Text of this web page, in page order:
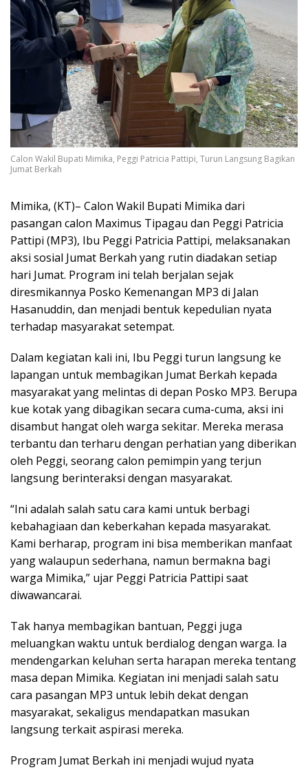
Calon Wakil Bupati Mimika, Peggi Patricia Pattipi, Turun Langsung Bagikan
Jumat Berkah
Mimika, (KT)– Calon Wakil Bupati Mimika dari
pasangan calon Maximus Tipagau dan Peggi Patricia
Pattipi (MP3), Ibu Peggi Patricia Pattipi, melaksanakan
aksi sosial Jumat Berkah yang rutin diadakan setiap
hari Jumat. Program ini telah berjalan sejak
diresmikannya Posko Kemenangan MP3 di Jalan
Hasanuddin, dan menjadi bentuk kepedulian nyata
terhadap masyarakat setempat.
Dalam kegiatan kali ini, Ibu Peggi turun langsung ke
lapangan untuk membagikan Jumat Berkah kepada
masyarakat yang melintas di depan Posko MP3. Berupa
kue kotak yang dibagikan secara cuma-cuma, aksi ini
disambut hangat oleh warga sekitar. Mereka merasa
terbantu dan terharu dengan perhatian yang diberikan
oleh Peggi, seorang calon pemimpin yang terjun
langsung berinteraksi dengan masyarakat.
“Ini adalah salah satu cara kami untuk berbagi
kebahagiaan dan keberkahan kepada masyarakat.
Kami berharap, program ini bisa memberikan manfaat
yang walaupun sederhana, namun bermakna bagi
warga Mimika,” ujar Peggi Patricia Pattipi saat
diwawancarai.
Tak hanya membagikan bantuan, Peggi juga
meluangkan waktu untuk berdialog dengan warga. Ia
mendengarkan keluhan serta harapan mereka tentang
masa depan Mimika. Kegiatan ini menjadi salah satu
cara pasangan MP3 untuk lebih dekat dengan
masyarakat, sekaligus mendapatkan masukan
langsung terkait aspirasi mereka.
Program Jumat Berkah ini menjadi wujud nyata